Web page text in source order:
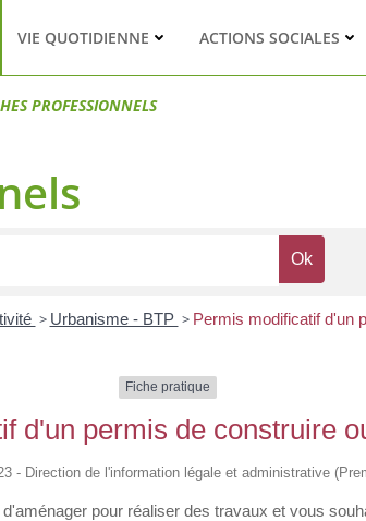
VIE QUOTIDIENNE ACTIONS SOCIALES
PROFESSIONNELS
> Urbanisme - BTP > Permis modificatif d'un
Fiche pratique
d'un permis de construire
- Direction de l'information légale et administrative
pour réaliser des travaux et vous